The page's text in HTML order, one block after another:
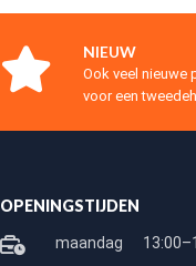
NIEUW
Ook veel nieuwe
voor een
OPENINGSTIJDEN
maandag